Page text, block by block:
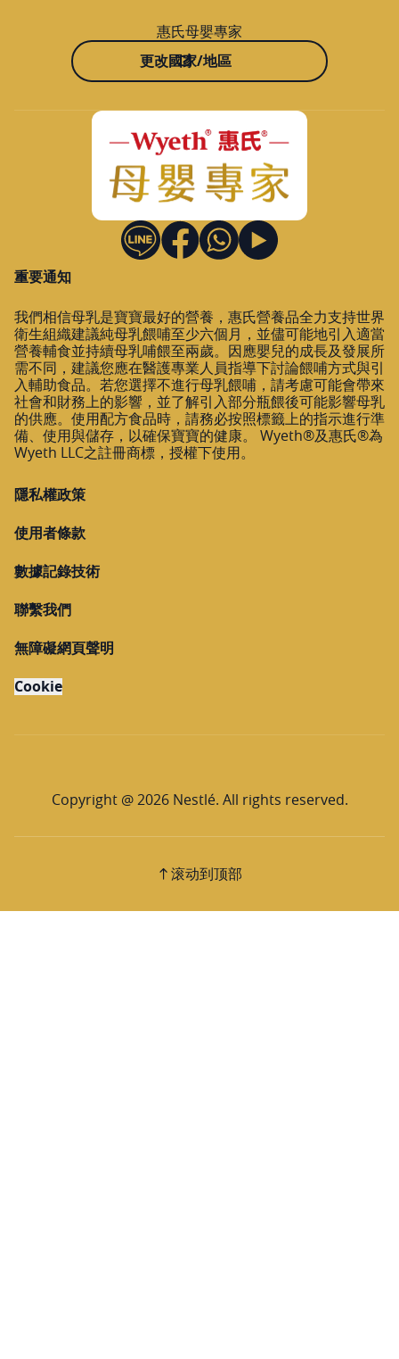
惠氏母嬰專家
更改國家/地區
重要通知
我們相信母乳是寶寶最好的營養，惠氏營養品全力支持世界
衛生組織建議純母乳餵哺至少六個月，並儘可能地引入適當
營養輔食並持續母乳哺餵至兩歲。因應嬰兒的成長及發展所
需不同，建議您應在醫護專業人員指導下討論餵哺方式與引
入輔助食品。若您選擇不進行母乳餵哺，請考慮可能會帶來
社會和財務上的影響，並了解引入部分瓶餵後可能影響母乳
的供應。使用配方食品時，請務必按照標籤上的指示進行準
備、使用與儲存，以確保寶寶的健康。 Wyeth®及惠氏®為
Wyeth LLC之註冊商標，授權下使用。
隱私權政策
使用者條款
數據記錄技術
聯繫我們
無障礙網頁聲明
Cookie
Copyright @ 2026 Nestlé. All rights reserved.
滚动到顶部